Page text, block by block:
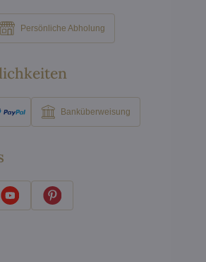
Persönliche Abholung
Banküberweisung